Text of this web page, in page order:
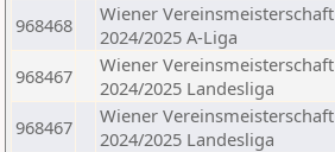
968468
Wiener Vereinsmeisterschaft
2024/2025 A-Liga
968467
Wiener Vereinsmeisterschaft
2024/2025 Landesliga
968467
Wiener Vereinsmeisterschaft
2024/2025 Landesliga